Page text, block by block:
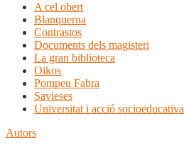
A cel obert
Blanquerna
Contrastos
Documents dels magisteri
La gran biblioteca
Oikos
Pompeu Fabra
Savieses
Universitat i acció socioeducativa
Autors